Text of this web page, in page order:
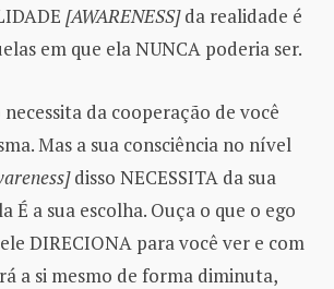
[AWARENESS]da realidade é
em que ela NUNCA poderia ser.
da cooperação de você
Mas a sua consciência no nível
disso NECESSITA da sua
É a sua escolha. Ouça o que o ego
DIRECIONA para você ver e com
a si mesmo de forma diminuta,